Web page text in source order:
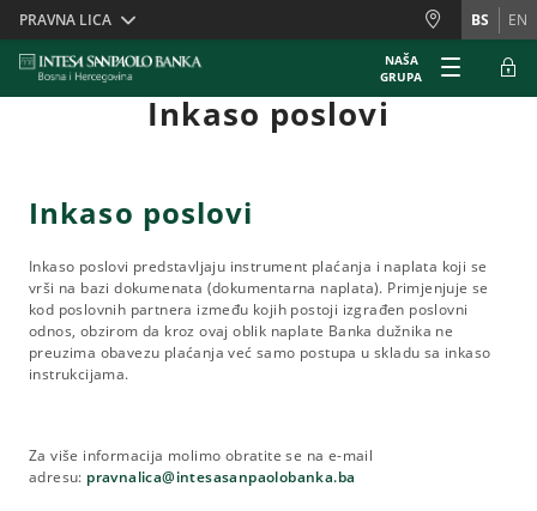
Skiplinks
PRAVNA LICA BS EN
NAŠA
GRUPA
Inkaso poslovi
Inkaso poslovi
Inkaso poslovi predstavljaju instrument plaćanja i naplata koji se
vrši na bazi dokumenata (dokumentarna naplata). Primjenjuje se
kod poslovnih partnera između kojih postoji izgrađen poslovni
odnos, obzirom da kroz ovaj oblik naplate Banka dužnika ne
preuzima obavezu plaćanja već samo postupa u skladu sa inkaso
instrukcijama.
Za više informacija molimo obratite se na e-mail
adresu: pravnalica@intesasanpaolobanka.ba